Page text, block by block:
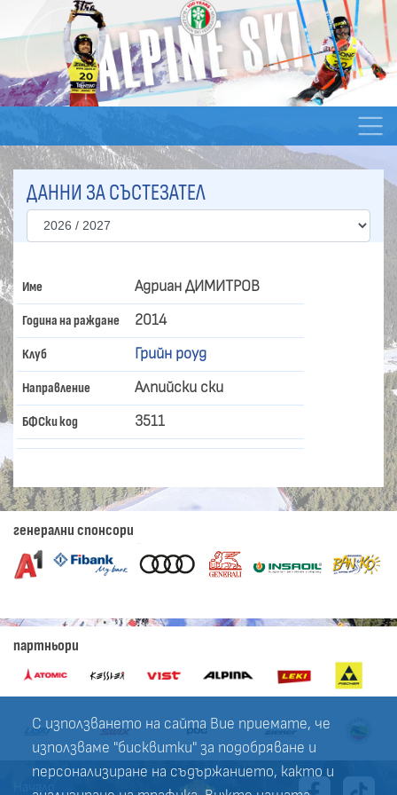
С използването на сайта Вие приемате, че
използваме "бисквитки" за подобряване и
персонализиране на съдържанието, както и
ДАННИ ЗА СЪСТЕЗАТЕЛ
Име Адриан ДИМИТРОВ
Година на раждане 2014
Клуб Грийн роуд
Направление Алпийски ски
БФСки код 3511
генерални спонсори
партньори